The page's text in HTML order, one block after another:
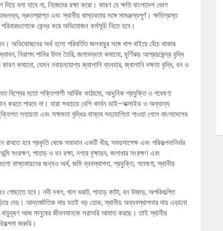
বলা যাবে না, নিজেদের রক্ষা করো। কারণ যে ক্ষতি বাংলাদেশ ভোগ
দ্রুতপ্রাপ্ত এবং স্থানীয় বাস্তবতার সঙ্গে সামঞ্জস্যপূর্ণ। ক্ষতিগ্রস্ত
কেন্দ্র করে অভিযোজন কর্মসূচি নিতে হবে।
অর্থ হলো পরিবর্তিত জলবায়ুর সঙ্গে খাপ খাইয়ে বেঁচে থাকার
নিরাপদ পানির উৎস তৈরি, জলাবদ্ধতা কমানো, ঘূর্ণিঝড় আশ্রয়কেন্দ্র বৃদ্ধি
কমানো, যেমন নবায়নযোগ্য জ্বালানি ব্যবহার, জ্বালানি দক্ষতা বৃদ্ধি, বন ও
বিশ্বের মতো শক্তিশালী আর্থিক কাঠামো, আধুনিক প্রযুক্তি ও গবেষণা
করতে পারবে না। যারা সবচেয়ে বেশি কার্বন ডাই–অক্সাইড ও অন্যান্য
সহায়তা এবং সক্ষমতা বৃদ্ধির বাস্তব সহযোগিতা পাওয়া গেলে বাংলাদেশের
হবে প্রকৃতি থেকে সমাধান একটি ধীর, সময়সাপেক্ষ এবং পরিকল্পনানির্ভর
সংরক্ষণ, পাহাড় ও বন রক্ষা, নগরে বৃক্ষায়ন, জলাধার সংরক্ষণ এবং
বাস্তবায়নের জন্যও অর্থ, জমি ব্যবস্থাপনা, প্রযুক্তি, গবেষণা, স্থানীয়
গোছাতে হবে। নদী দখল, খাল ভরাট, পাহাড় কাটা, বন উজাড়, অপরিকল্পিত
দেয়। আন্তর্জাতিক দায় যতই বড় হোক, স্থানীয় অব্যবস্থাপনার দায় এড়ানো
বায়ুদূষণ আজ মানুষের জীবনমানকে সরাসরি আঘাত করছে। তাই স্থানীয়
জরুরি।